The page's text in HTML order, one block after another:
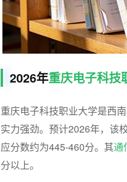
2026年重庆电子科技
重庆电子科技职业大学是西
实力强劲。预计2026年，该
应分数约为445-460分。其通
分以上。